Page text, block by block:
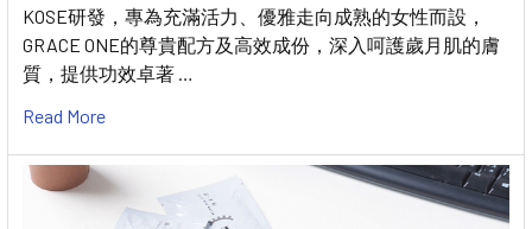
KOSE研發，專為充滿活力、優雅走向成熟的女性而設，
GRACE ONE的尊貴配方及高效成份，深入呵護歲月肌的膚
質，提供功效卓著 …
Read More